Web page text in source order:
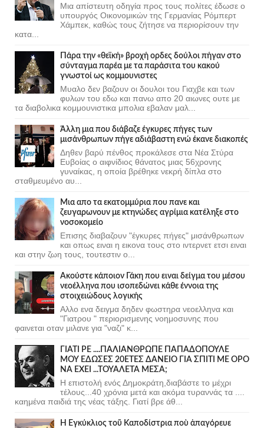
Μια απίστευτη οδηγία προς τους πολίτες έδωσε ο
υπουργός Οικονομικών της Γερμανίας Ρόμπερτ
Χάμπεκ, καθώς τους ζήτησε να περιορίσουν την
κατα...
Πάρα την «θεϊκή» βροχή ορδες δούλοι πήγαν στο
σύνταγμα παρέα με τα παράσιτα του κακού
γνωστοί ως κομμουνιστες
Μυαλο δεν βαζουν οι δουλοι του Γιαχβε και των
φυλων του εδω και πανω απο 20 αιωνες ουτε με
τα διαβολικα κομμουνιστικα μπολια εβαλαν μαλ...
Άλλη μια που διάβαζε έγκυρες πήγες των
μισάνθρωπων πήγε αδιάβαστη ενώ έκανε διακοπές
Δηθεν βαρύ πένθος προκάλεσε στα Νέα Στύρα
Ευβοίας ο αιφνίδιος θάνατος μιας 56χρονης
γυναίκας, η οποία βρέθηκε νεκρή δίπλα στο
σταθμευμένο αυ...
Μια απο τα εκατομμύρια που πανε και
ζευγαρωνουν με κτηνώδες αγρίμια κατέληξε στο
νοσοκομείο
Επισης διαβαζουν "έγκυρες πήγες" μισάνθρωπων
και οπως ειναι η εικονα τους στο ιντερνετ ετσι ειναι
και στην ζωη τους, τουτεστιν ο...
Ακούστε κάποιον Γάκη που ειναι δείγμα του μέσου
νεοέλληνα που ισοπεδώνει κάθε έννοια της
στοιχειώδους λογικής
Αλλο ενα δειγμα δηδεν φωστηρα νεοελληνα και
"Γιατρου " περιορισμενης νοημοσυνης που
φαινεται οταν μιλανε για "ναζι" κ...
ΓΙΑΤΙ ΡΕ ....ΠΑΛΙΑΝΘΡΩΠΕ ΠΑΠΑΔΟΠΟΥΛΕ
ΜΟΥ ΕΔΩΣΕΣ 20ΕΤΕΣ ΔΑΝΕΙΟ ΓΙΑ ΣΠΙΤΙ ΜΕ ΟΡΟ
ΝΑ ΕΧΕΙ ...ΤΟΥΑΛΕΤΑ ΜΕΣΑ;
Η επιστολή ενός Δημοκράτη,διαβάστε το μέχρι
τέλους...40 χρόνια μετά και ακόμα τυραννάς τα ....
καημένα παιδιά της νέας τάξης. Γιατί βρε άθ...
Ἡ Ἐγκύκλιος τοῦ Καποδίστρια ποὺ ἀπαγόρευε